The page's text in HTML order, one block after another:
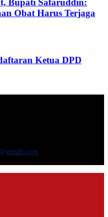
Bupati Safaruddin:
Obat Harus Terjaga
Ketua DPD